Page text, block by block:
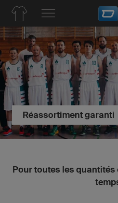
Réassortiment garanti
Pour toutes les